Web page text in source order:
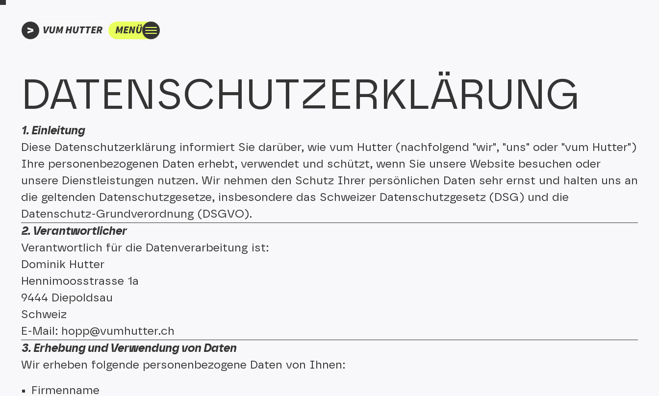
VUM HUTTER MENÜ
DA­TEN­SCHUTZ­ER­KLÄ­RUNG
1. Einleitung
Diese Datenschutzerklärung informiert Sie darüber, wie vum Hutter (nachfolgend "wir", "uns" oder "vum Hutter")
Ihre personenbezogenen Daten erhebt, verwendet und schützt, wenn Sie unsere Website besuchen oder
unsere Dienstleistungen nutzen. Wir nehmen den Schutz Ihrer persönlichen Daten sehr ernst und halten uns an
die geltenden Datenschutzgesetze, insbesondere das Schweizer Datenschutzgesetz (DSG) und die
Datenschutz-Grundverordnung (DSGVO).
2. Verantwortlicher
Verantwortlich für die Datenverarbeitung ist:
Dominik Hutter
Hennimoosstrasse 1a
9444 Diepoldsau
Schweiz
E-Mail: hopp@vumhutter.ch
3. Erhebung und Verwendung von Daten
Wir erheben folgende personenbezogene Daten von Ihnen:
Firmenname